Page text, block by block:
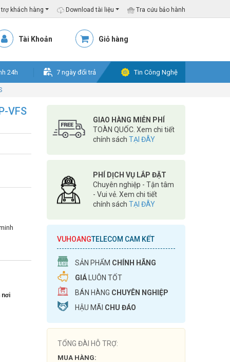
khách hàng Download tài liệu Tra cứu bảo hành
Tài Khoản Giỏ hàng
24h 7 ngày đổi trả Tin Công Nghệ
VFS
nơi
GIAO HÀNG MIỄN PHÍ
TOÀN QUỐC. Xem chi tiết
chính sách TẠI ĐÂY
PHÍ DỊCH VỤ LẮP ĐẶT
Chuyên nghiệp - Tận tâm
- Vui vẻ. Xem chi tiết
chính sách TẠI ĐÂY
VUHOANGTELECOM CAM KẾT
SẢN PHẨM CHÍNH HÃNG
GIÁ LUÔN TỐT
BÁN HÀNG CHUYÊN NGHIỆP
HẬU MÃI CHU ĐÁO
TỔNG ĐÀI HỖ TRỢ:
MUA HÀNG: